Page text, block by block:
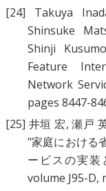
[24]
Takuya
Shinsuke
Shinji
Feature
Network
pages 8447-
[25] 井垣 宏,瀬戸
"家庭における
ービスの実装
volume J95-D,